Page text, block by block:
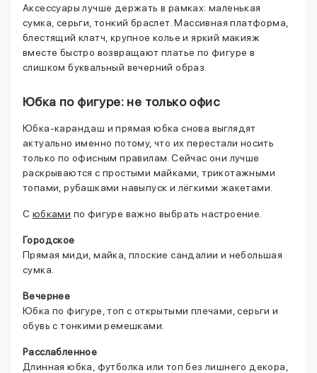
Аксессуары лучше держать в рамках: маленькая
сумка, серьги, тонкий браслет. Массивная платформа,
блестящий клатч, крупное колье и яркий макияж
вместе быстро возвращают платье по фигуре в
слишком буквальный вечерний образ.
Юбка по фигуре: не только офис
Юбка-карандаш и прямая юбка снова выглядят
актуально именно потому, что их перестали носить
только по офисным правилам. Сейчас они лучше
раскрываются с простыми майками, трикотажными
топами, рубашками навыпуск и лёгкими жакетами.
С юбками по фигуре важно выбрать настроение.
Городское
Прямая миди, майка, плоские сандалии и небольшая
сумка.
Вечернее
Юбка по фигуре, топ с открытыми плечами, серьги и
обувь с тонкими ремешками.
Расслабленное
Длинная юбка, футболка или топ без лишнего декора,